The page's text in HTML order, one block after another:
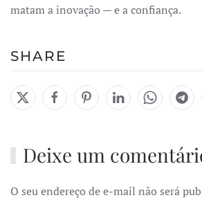
matam a inovação — e a confiança.
SHARE
Deixe um
O seu endereço de e-mail não será